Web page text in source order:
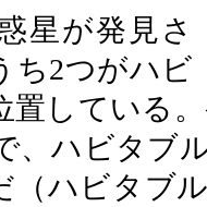
星が発見さ
ち2つがハビ
置している
、ハビタブ
（ハビタブ